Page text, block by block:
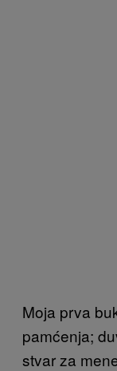
Moja prva
pamćenja;
stvar za